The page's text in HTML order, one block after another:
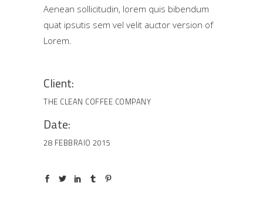
Aenean sollicitudin, lorem quis bibendum
quat ipsutis sem vel velit auctor version of
Lorem.
Client:
THE CLEAN COFFEE COMPANY
Date:
28 FEBBRAIO 2015